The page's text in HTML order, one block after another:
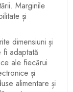
Marginile
și
dimensiuni și
fi adaptată
ale fiecărui
și
alimentare și